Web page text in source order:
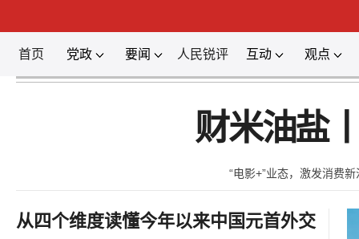
首页 党政 要闻 人民锐评 互动 观点
财米油盐
“电影+”业态，激发消费新
从四个维度读懂今年以来中国元首外交